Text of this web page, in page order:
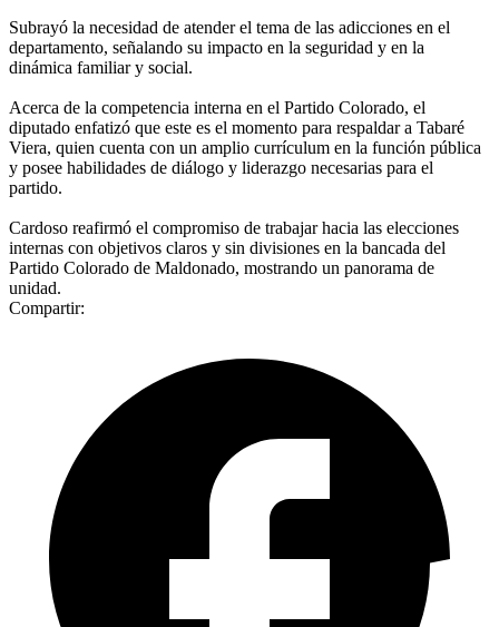
Subrayó la necesidad de atender el tema de las adicciones en el
departamento, señalando su impacto en la seguridad y en la
dinámica familiar y social.
Acerca de la competencia interna en el Partido Colorado, el
diputado enfatizó que este es el momento para respaldar a Tabaré
Viera, quien cuenta con un amplio currículum en la función pública
y posee habilidades de diálogo y liderazgo necesarias para el
partido.
Cardoso reafirmó el compromiso de trabajar hacia las elecciones
internas con objetivos claros y sin divisiones en la bancada del
Partido Colorado de Maldonado, mostrando un panorama de
unidad.
Compartir: